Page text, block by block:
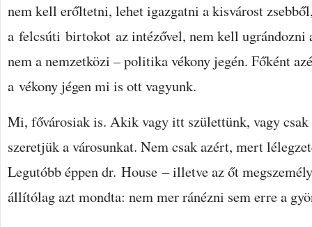
nem kell erőltetni, lehet igazgatni a kisvárost
a felcsúti birtokot az intézővel, nem kell ugrándozni
nem a nemzetközi – politika vékony jegén. Főként
a vékony jégen mi is ott vagyunk.
Mi, fővárosiak is. Akik vagy itt születtünk, vagy csak
szeretjük a városunkat. Nem csak azért, mert
Legutóbb éppen dr. House – illetve az őt
állítólag azt mondta: nem mer ránézni sem erre a